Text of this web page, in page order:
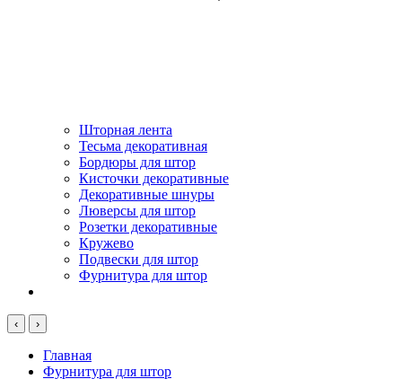
Шторная лента
Тесьма декоративная
Бордюры для штор
Кисточки декоративные
Декоративные шнуры
Люверсы для штор
Розетки декоративные
Кружево
Подвески для штор
Фурнитура для штор
‹ ›
Главная
Фурнитура для штор